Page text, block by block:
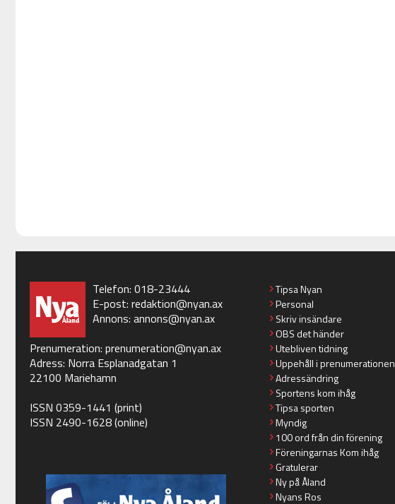
Telefon: 018-23444
E-post: redaktion@nyan.ax
Annons: annons@nyan.ax
Prenumeration: prenumeration@nyan.ax
Adress: Norra Esplanadgatan 1
22100 Mariehamn
ISSN 0359-1441 (print)
ISSN 2490-1628 (online)
Tipsa Nyan
Personal
Skriv insändare
OBS det händer
Utebliven tidning
Uppehåll i prenumerationen
Adressändring
Sportens kom ihåg
Tipsa sporten
Myndig
100 ord från din förening
Föreningarnas Kom ihåg
Gratulerar
Ny på Åland
Nyans Ros